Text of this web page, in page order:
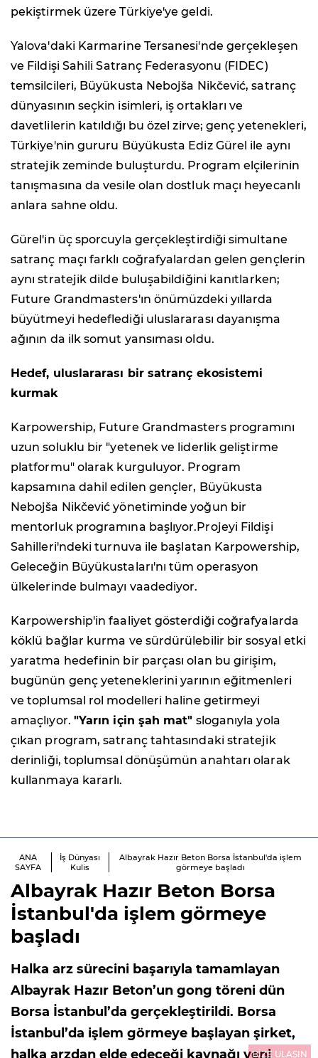
pekiştirmek üzere Türkiye'ye geldi.
Yalova'daki Karmarine Tersanesi'nde gerçekleşen
ve Fildişi Sahili Satranç Federasyonu (FIDEC)
temsilcileri, Büyükusta Nebojša Nikčević, satranç
dünyasının seçkin isimleri, iş ortakları ve
davetlilerin katıldığı bu özel zirve; genç yetenekleri,
Türkiye'nin gururu Büyükusta Ediz Gürel ile aynı
stratejik zeminde buluşturdu. Program elçilerinin
tanışmasına da vesile olan dostluk maçı heyecanlı
anlara sahne oldu.
Gürel'in üç sporcuyla gerçekleştirdiği simultane
satranç maçı farklı coğrafyalardan gelen gençlerin
aynı stratejik dilde buluşabildiğini kanıtlarken;
Future Grandmasters'ın önümüzdeki yıllarda
büyütmeyi hedeflediği uluslararası dayanışma
ağının da ilk somut yansıması oldu.
Hedef, uluslararası bir satranç ekosistemi
kurmak
Karpowership, Future Grandmasters programını
uzun soluklu bir "yetenek ve liderlik geliştirme
platformu" olarak kurguluyor. Program
kapsamına dahil edilen gençler, Büyükusta
Nebojša Nikčević yönetiminde yoğun bir
mentorluk programına başlıyor.Projeyi Fildişi
Sahilleri'ndeki turnuva ile başlatan Karpowership,
Geleceğin Büyükustaları'nı tüm operasyon
ülkelerinde bulmayı vaadediyor.
Karpowership'in faaliyet gösterdiği coğrafyalarda
köklü bağlar kurma ve sürdürülebilir bir sosyal etki
yaratma hedefinin bir parçası olan bu girişim,
bugünün genç yeteneklerini yarının eğitmenleri
ve toplumsal rol modelleri haline getirmeyi
amaçlıyor. "Yarın için şah mat" sloganıyla yola
çıkan program, satranç tahtasındaki stratejik
derinliği, toplumsal dönüşümün anahtarı olarak
kullanmaya kararlı.
ANA
SAYFA
İş Dünyası
Kulis
Albayrak Hazır Beton Borsa İstanbul'da işlem
görmeye başladı
Albayrak Hazır Beton Borsa
İstanbul'da işlem görmeye
başladı
Halka arz sürecini başarıyla tamamlayan
Albayrak Hazır Beton’un gong töreni dün
Borsa İstanbul’da gerçekleştirildi. Borsa
İstanbul’da işlem görmeye başlayan şirket,
halka arzdan elde edeceği kaynağı yeniBİZE ULAŞIN